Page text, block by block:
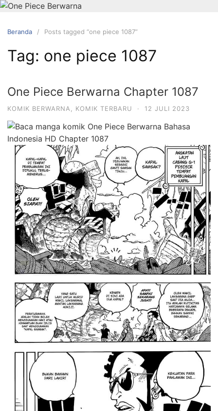
Langsung
konten
Beranda Posts tagged “one piece 1087”
Tag: one piece 1087
One Piece Berwarna Chapter 1087
KOMIK BERWARNA KOMIK TERBARU · 12 JULI 2023